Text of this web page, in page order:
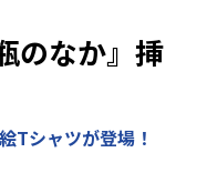
のなか』挿
Tシャツが登場！